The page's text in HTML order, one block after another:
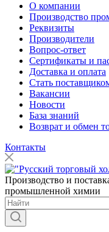
О компании
Производство
Реквизиты
Производители
Вопрос-ответ
Сертификаты и
Доставка и оплата
Стать
Вакансии
Новости
База знаний
Возврат и обмен
Контакты
Производство и
промышленной химии